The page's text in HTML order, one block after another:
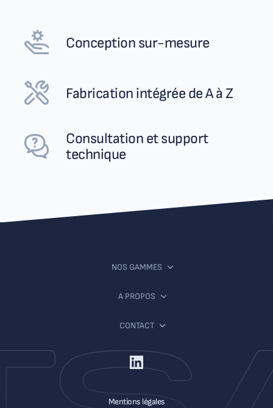
Conception sur-mesure
Fabrication intégrée de A à Z
Consultation et support
technique
NOS GAMMES
A PROPOS
CONTACT
Mentions légales